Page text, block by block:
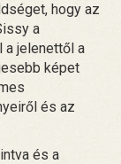
hogy az
a
a jelenettől a
képet
és az
és a